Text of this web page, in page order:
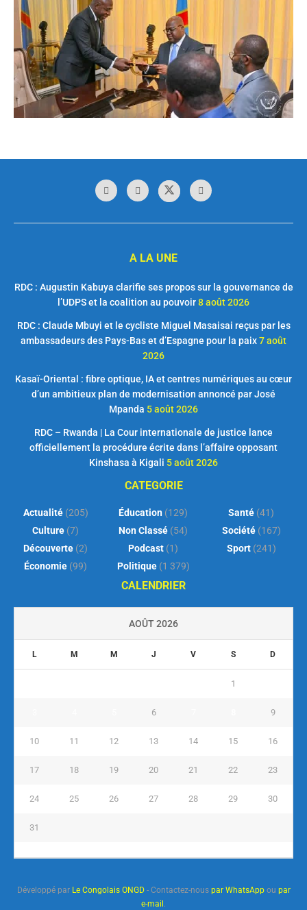
A LA UNE
RDC : Augustin Kabuya clarifie ses propos sur la gouvernance de
l’UDPS et la coalition au pouvoir8 août 2026
RDC : Claude Mbuyi et le cycliste Miguel Masaisai reçus par les
ambassadeurs des Pays-Bas et d’Espagne pour la paix7 août
2026
Kasaï-Oriental : fibre optique, IA et centres numériques au cœur
d’un ambitieux plan de modernisation annoncé par José
Mpanda 5 août 2026
RDC – Rwanda | La Cour internationale de justice lance
officiellement la procédure écrite dans l’affaire opposant
Kinshasa à Kigali 5 août 2026
CATEGORIE
Actualité(205)
Culture (7)
Découverte (2)
Économie (99)
Éducation (129)
Non Classé (54)
Podcast (1)
Politique(1 379)
Santé (41)
Société(167)
Sport(241)
CALENDRIER
AOÛT 2026
L M M J V S D
1
6 9
10 11 12 13 14 15 16
17 18 19 20 21 22 23
24 25 26 27 28 29 30
31
Développé par Le Congolais ONGD- Contactez-nous par WhatsAppou par
e-mail .